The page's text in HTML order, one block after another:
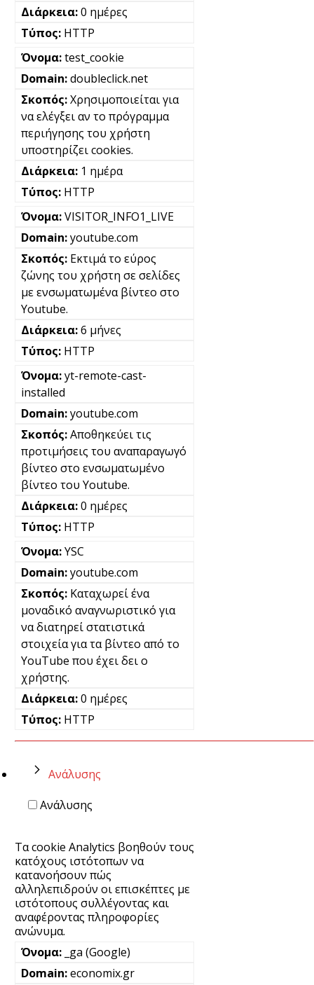
0 ημέρες
HTTP
test_cookie
doubleclick.net
Χρησιμοποιείται για
να ελέγξει αν το πρόγραμμα
περιήγησης του χρήστη
υποστηρίζει cookies.
1 ημέρα
HTTP
VISITOR_INFO1_LIVE
youtube.com
Εκτιμά το εύρος
ζώνης του χρήστη σε σελίδες
με ενσωματωμένα βίντεο στο
Youtube.
6 μήνες
HTTP
yt-remote-cast-
installed
youtube.com
Αποθηκεύει τις
προτιμήσεις του αναπαραγωγό
βίντεο στο ενσωματωμένο
βίντεο του Youtube.
0 ημέρες
HTTP
YSC
youtube.com
Καταχωρεί ένα
μοναδικό αναγνωριστικό για
να διατηρεί στατιστικά
στοιχεία για τα βίντεο από το
YouTube που έχει δει ο
χρήστης.
0 ημέρες
HTTP
Ανάλυσης
Ανάλυσης
Τα cookie Analytics βοηθούν τους
κατόχους ιστότοπων να
κατανοήσουν πώς
αλληλεπιδρούν οι επισκέπτες με
ιστότοπους συλλέγοντας και
αναφέροντας πληροφορίες
ανώνυμα.
_ga (Google)
economix.gr